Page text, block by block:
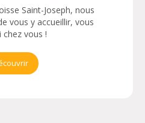
Saint-Joseph, nous
vous y accueillir, vous
chez vous !